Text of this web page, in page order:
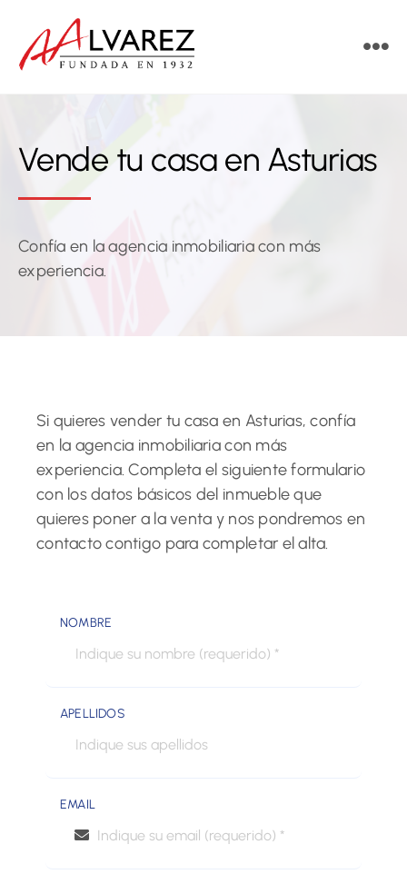
contenido
Compra
Obra nueva
Contacto
Vende tu casa en Asturias
Confía en la agencia inmobiliaria con más
experiencia.
Si quieres vender tu casa en Asturias, confía
en la agencia inmobiliaria con más
experiencia. Completa el siguiente formulario
con los datos básicos del inmueble que
quieres poner a la venta y nos pondremos en
contacto contigo para completar el alta.
NOMBRE
APELLIDOS
EMAIL